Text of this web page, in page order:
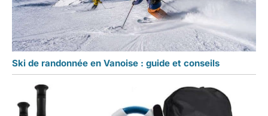
Ski de randonnée en Vanoise : guide et conseils